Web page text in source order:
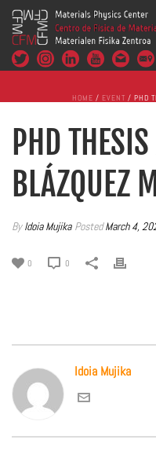
HOME / EVENT / PHD
PHD
BLÁZQUEZ
ByIdoia Mujika PostedMarch 4,
0 0
Idoia Mujika